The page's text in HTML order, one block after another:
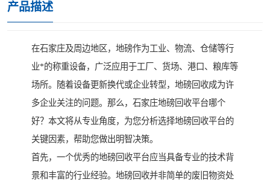
产品描述
在石家庄及周边地区，地磅作为工业、物流、仓储等行
业*的称重设备，广泛应用于工厂、货场、港口、粮库等
场所。随着设备更新换代或企业转型，地磅回收成为许
多企业关注的问题。那么，石家庄地磅回收平台哪个
好？本文将从专业角度，为您分析选择地磅回收平台的
关键因素，帮助您做出明智决策。
首先，一个优秀的地磅回收平台应当具备专业的技术背
景和丰富的行业经验。地磅回收并非简单的废旧物资处